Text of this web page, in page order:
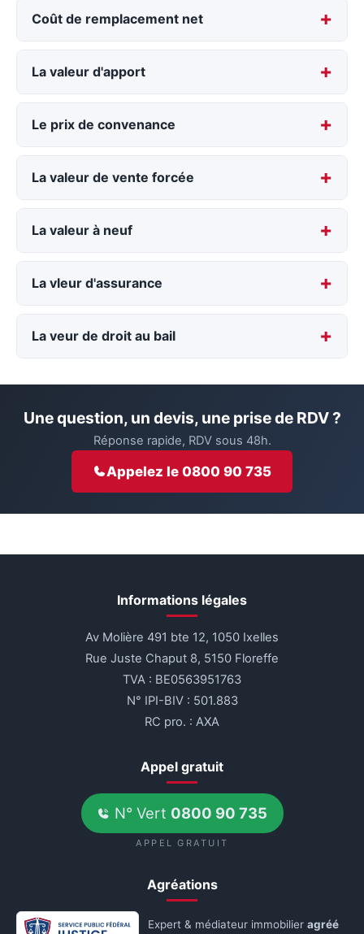
Coût de remplacement net
La valeur d'apport
Le prix de convenance
La valeur de vente forcée
La valeur à neuf
La vleur d'assurance
La veur de droit au bail
Une question, un devis, une prise de RDV ?
Réponse rapide, RDV sous 48h.
Appelez le 0800 90 735
Informations légales
Av Molière 491 bte 12, 1050 Ixelles
Rue Juste Chaput 8, 5150 Floreffe
TVA : BE0563951763
N° IPI-BIV : 501.883
RC pro. : AXA
Appel gratuit
N° Vert 0800 90 735
APPEL GRATUIT
Agréations
Expert & médiateur immobilieragréé